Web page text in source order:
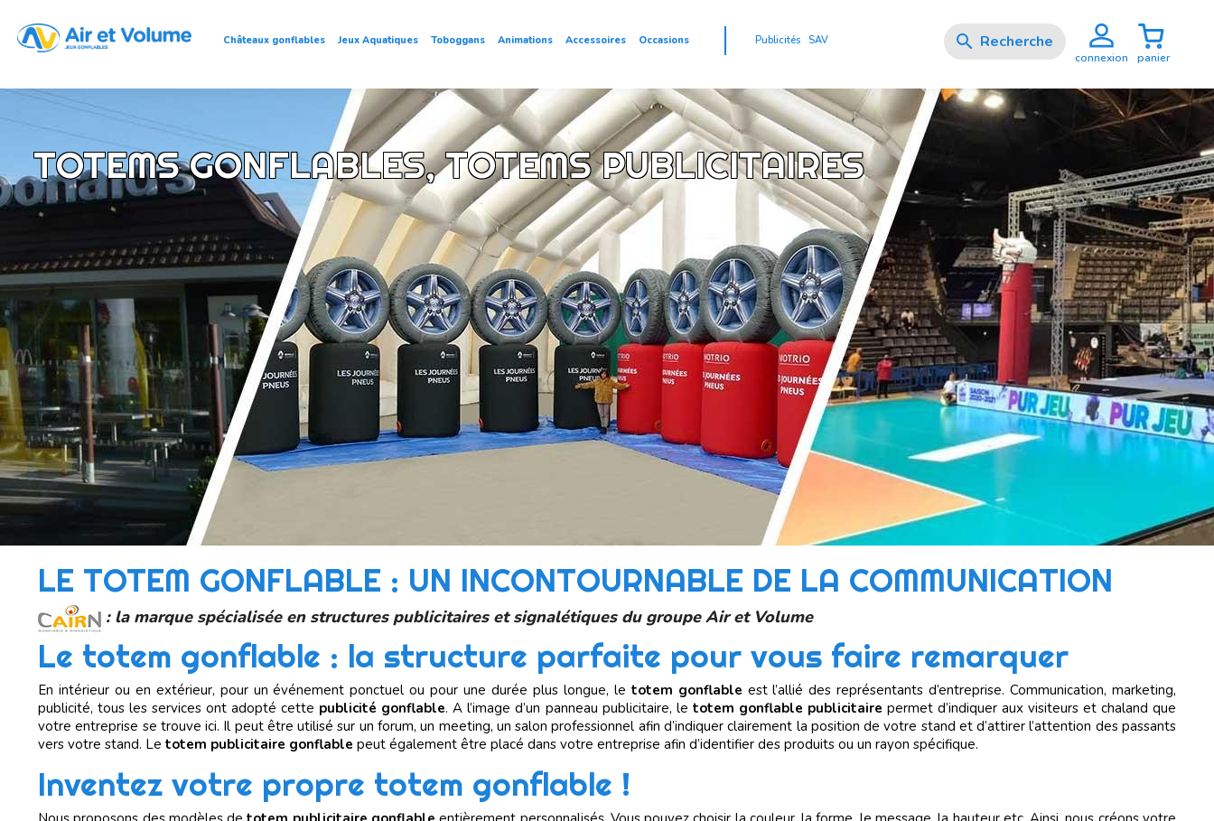
Châteaux gonflables Jeux Aquatiques Toboggans Animations Accessoires Occasions Publicités SAV 
connexion panier
TOTEMS GONFLABLES, TOTEMS PUBLICITAIRES
LE TOTEM GONFLABLE : UN INCONTOURNABLE DE LA COMMUNICATION
: la marque spécialisée en structures publicitaires et signalétiques du groupe Air et Volume
Le totem gonflable : la structure parfaite pour vous faire remarquer
En intérieur ou en extérieur, pour un événement ponctuel ou pour une durée plus longue, le totem gonflable est l’allié des représentants d’entreprise. Communication, marketing,
publicité, tous les services ont adopté cette publicité gonflable. A l’image d’un panneau publicitaire, le totem gonflable publicitaire permet d’indiquer aux visiteurs et chaland que
votre entreprise se trouve ici. Il peut être utilisé sur un forum, un meeting, un salon professionnel afin d’indiquer clairement la position de votre stand et d’attirer l’attention des passants
vers votre stand. Le totem publicitaire gonflable peut également être placé dans votre entreprise afin d’identifier des produits ou un rayon spécifique.
Inventez votre propre totem gonflable !